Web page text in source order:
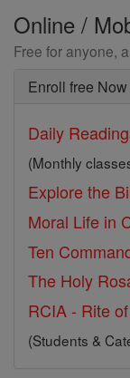
Online /
Free for anyone,
Enroll free Now
Daily
(Monthly
Explore the
Moral Life in
Ten
The Holy
RCIA - Rite
(Students &